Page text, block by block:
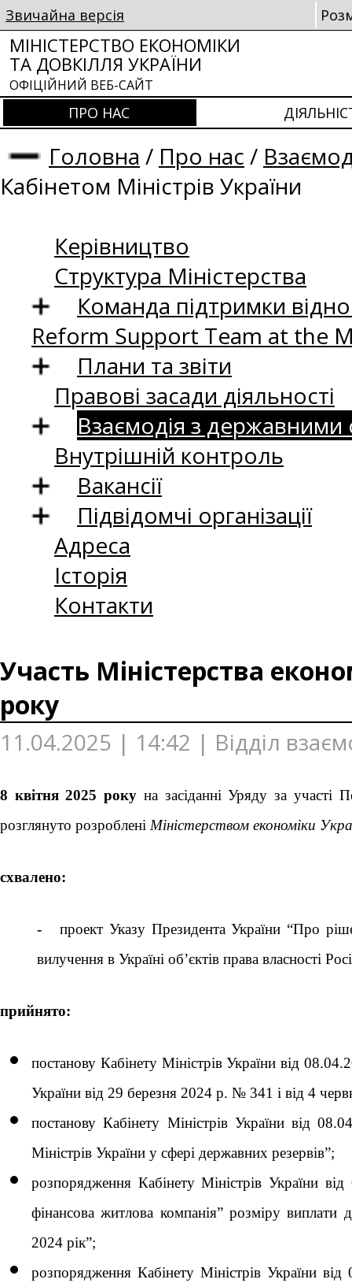
Звичайна версія
МІНІСТЕРСТВО ЕКОНОМІКИ
ТА ДОВКІЛЛЯ УКРАЇНИ
ОФІЦІЙНИЙ ВЕБ-САЙТ
ПРО НАС
Головна / Про нас /
Кабінетом Міністрів України
Керівництво
Структура Міністерства
Команда підтримки
Reform Support Team at the
Плани та звіти
Правові засади діяльності
Взаємодія з
Внутрішній контроль
Вакансії
Підвідомчі організації
Адреса
Історія
Контакти
Участь Міністерства
року
11.04.2025 | 14:42 | Відділ
8 квітня 2025 року на засіданні Уряду за участі
розглянуто розроблені Міністерством економіки
схвалено:
-проект Указу Президента України “Про
вилучення в Україні об’єктів права власності
прийнято:
постанову Кабінету Міністрів України від
України від 29 березня 2024 р. № 341 і від 4
постанову Кабінету Міністрів України від
Міністрів України у сфері державних резервів”;
розпорядження Кабінету Міністрів України
фінансова житлова компанія” розміру виплати
2024 рік”;
розпорядження Кабінету Міністрів України